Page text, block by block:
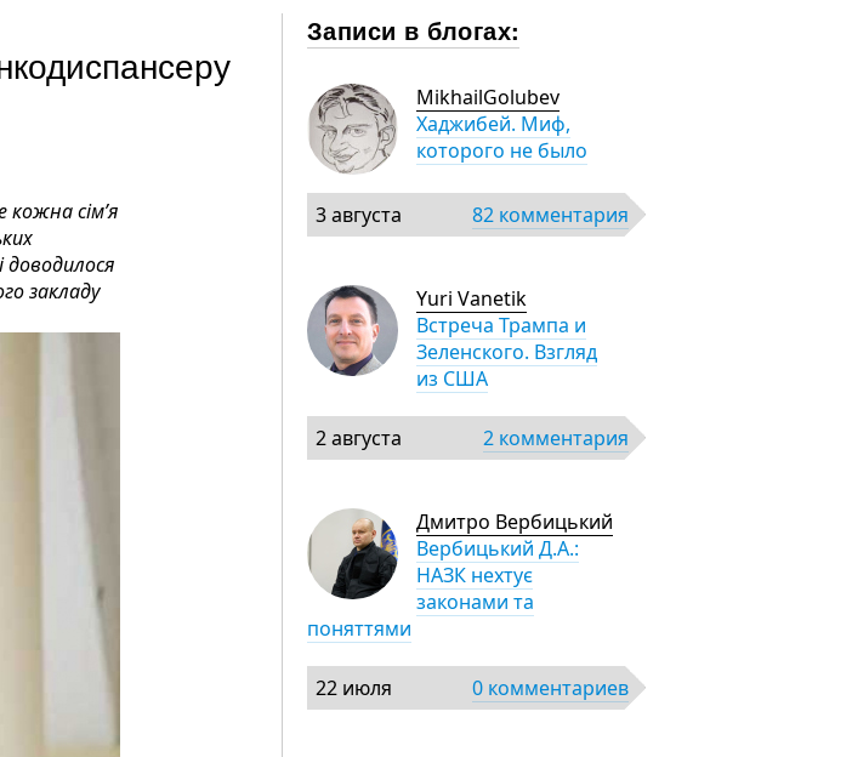
сім’я
доводилося
закладу
Записи в блогах:
MikhailGolubev
Хаджибей. Миф,
которого не было
3 августа 82 комментария
Yuri Vanetik
Встреча Трампа и
Зеленского. Взгляд
из США
2 августа 2 комментария
Дмитро Вербицький
Вербицький Д.А.:
НАЗК нехтує
законами та
поняттями
22 июля 0 комментариев